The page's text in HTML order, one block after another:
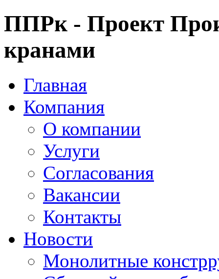
ППРк - Проект
кранами
Главная
Компания
О компании
Услуги
Согласования
Вакансии
Контакты
Новости
Монолитные